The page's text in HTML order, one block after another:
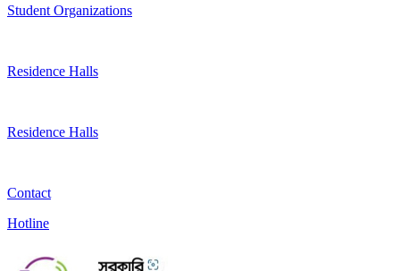
Student Organizations
Residence Halls
Residence Halls
Contact
Hotline